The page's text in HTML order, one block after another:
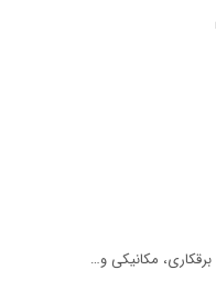
مکانیکی و…